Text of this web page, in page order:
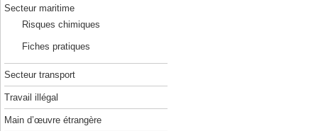
Secteur maritime
Risques chimiques
Fiches pratiques
Secteur transport
Travail illégal
Main d’œuvre étrangère